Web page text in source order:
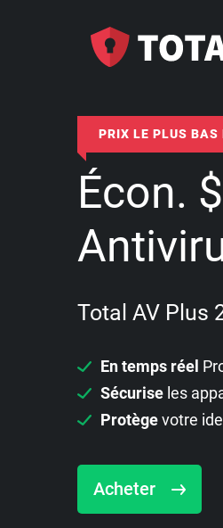
PRIX LE PLUS BAS
Écon. $
Total AV Plus
En temps réel
Sécurise les
Protègevotre
Acheter